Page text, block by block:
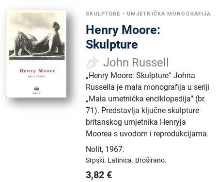
SKULPTURE • UMJETNIČKA MONOGRAFIJA
Henry Moore:
Skulpture
John Russell
„Henry Moore: Skulpture“ Johna
Russella je mala monografija u seriji
„Mala umetnička enciklopedija“ (br.
71). Predstavlja ključne skulpture
britanskog umjetnika Henryja
Moorea s uvodom i reprodukcijama.
Nolit, 1967.
Srpski. Latinica. Broširano.
3,82 €